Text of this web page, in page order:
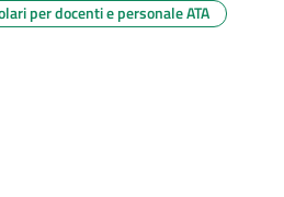
per docenti e personale ATA